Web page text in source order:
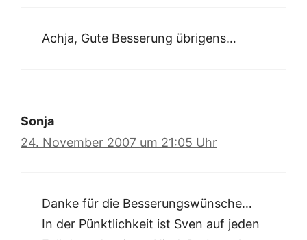
Achja, Gute Besserung übrigens…
Sonja
24. November 2007 um 21:05 Uhr
Danke für die Besserungswünsche…
In der Pünktlichkeit ist Sven auf jeden